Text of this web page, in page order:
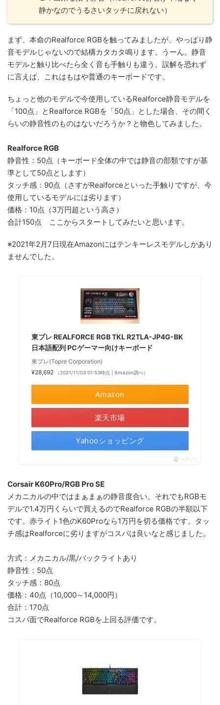
静かなのでうるさいタッチに戻れない）
まず、本命のRealforce RGBを触ってみましたが、やっぱり静
音モデルじゃないので結構カタカタ鳴ります。うーん。静音
モデルと触り比べたら全く音も手触りも違う。誤解を恐れず
に言えば、これはもはや普通のキーボードです。
ちょっと他のモデルで今使用しているRealforce静音モデルを
「100点」とRealforce RGBを「50点」とした場合、その間く
らいの静音性のものはないだろうか？と物色してみました。
Realforce RGB
静音性：50点（キーボード全体の中では静音の部類ですが基
準として50点とします）
タッチ感：90点（さすがRealforceといった手触りですが、今
使用しているモデルには劣ります）
価格：10点（3万円超という高さ）
合計150点 ここからスタートしてみたいと思います。
※2021年2月7日現在Amazonにはテンキーレスモデルしかあり
ませんでした。
東プレ REALFORCE RGB TKL R2TLA-JP4G-BK
日本語配列 PCゲーマー向けキーボード
東プレ(Topre Corporation)
¥28,692
（2021/11/03 01:53時点 | Amazon調べ）
Amazon
楽天市場
Yahooショッピング
ポチップ
Corsair K60Pro/RGB Pro SE
メカニカルの中ではまぁまぁの静音度合い。それでもRGBモ
デルで1.4万円くらいで買えるのでRealforce RGBの半額以下
です。赤ライト1色のK60Proなら1万円を切る価格です。タッ
チ感はRealforceに劣りますがコスパは良いなと感じました。
方式：メカニカル/黒/バックライトあり
静音性：50点
タッチ感：80点
価格：40点（10,000～14,000円）
合計：170点
コスパ面でRealforce RGBを上回る評価です。